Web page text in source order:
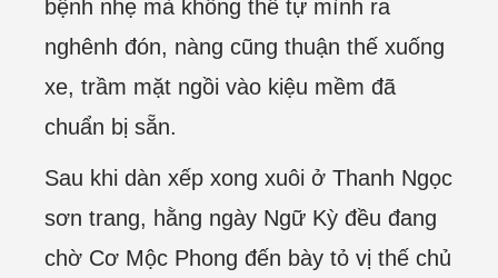
bệnh nhẹ mà không thể tự mình ra
nghênh đón, nàng cũng thuận thế xuống
xe, trầm mặt ngồi vào kiệu mềm đã
chuẩn bị sẵn.
Sau khi dàn xếp xong xuôi ở Thanh Ngọc
sơn trang, hằng ngày Ngữ Kỳ đều đang
chờ Cơ Mộc Phong đến bày tỏ vị thế chủ